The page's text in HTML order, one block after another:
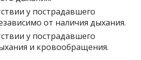
у пострадавшего
от наличия дыхания.
у пострадавшего
и кровообращения.